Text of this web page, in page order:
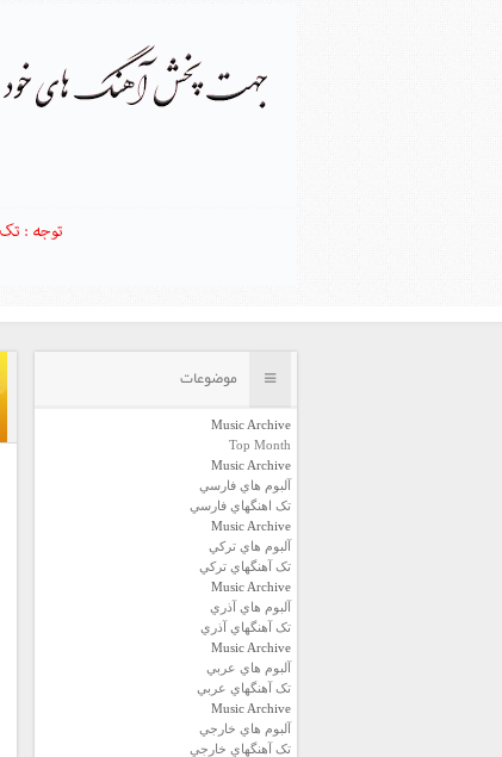
موضوعات
Music Archive
Top Month
Music Archive
آلبوم هاي فارسي
تک اهنگهاي فارسي
Music Archive
آلبوم هاي ترکي
تک آهنگهاي ترکي
Music Archive
آلبوم هاي آذري
تک آهنگهاي آذري
Music Archive
آلبوم هاي عربي
تک آهنگهاي عربي
Music Archive
آلبوم هاي خارجي
تک آهنگهاي خارجي